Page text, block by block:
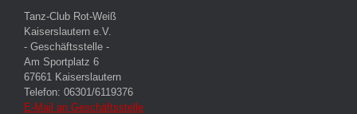
Tanz-Club Rot-Weiß
Kaiserslautern e.V.
- Geschäftsstelle -
Am Sportplatz 6
67661 Kaiserslautern
Telefon: 06301/6119376
E-Mail an Geschäftsstelle